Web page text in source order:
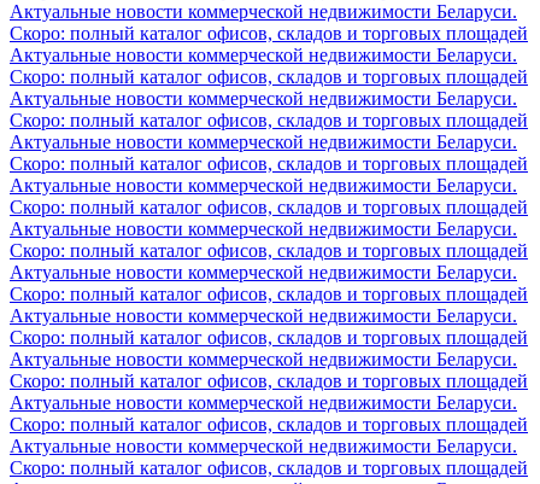
Актуальные новости коммерческой недвижимости Беларуси.
Скоро: полный каталог офисов, складов и торговых площадей
Актуальные новости коммерческой недвижимости Беларуси.
Скоро: полный каталог офисов, складов и торговых площадей
Актуальные новости коммерческой недвижимости Беларуси.
Скоро: полный каталог офисов, складов и торговых площадей
Актуальные новости коммерческой недвижимости Беларуси.
Скоро: полный каталог офисов, складов и торговых площадей
Актуальные новости коммерческой недвижимости Беларуси.
Скоро: полный каталог офисов, складов и торговых площадей
Актуальные новости коммерческой недвижимости Беларуси.
Скоро: полный каталог офисов, складов и торговых площадей
Актуальные новости коммерческой недвижимости Беларуси.
Скоро: полный каталог офисов, складов и торговых площадей
Актуальные новости коммерческой недвижимости Беларуси.
Скоро: полный каталог офисов, складов и торговых площадей
Актуальные новости коммерческой недвижимости Беларуси.
Скоро: полный каталог офисов, складов и торговых площадей
Актуальные новости коммерческой недвижимости Беларуси.
Скоро: полный каталог офисов, складов и торговых площадей
Актуальные новости коммерческой недвижимости Беларуси.
Скоро: полный каталог офисов, складов и торговых площадей